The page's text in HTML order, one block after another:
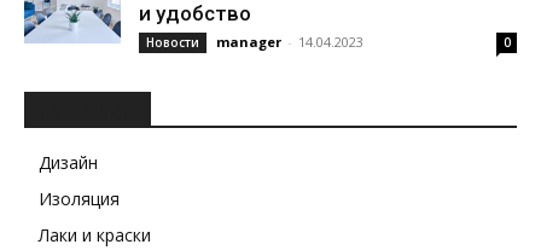
и удобство
Новости manager - 14.04.2023 0
Дизайн
Изоляция
Лаки и краски